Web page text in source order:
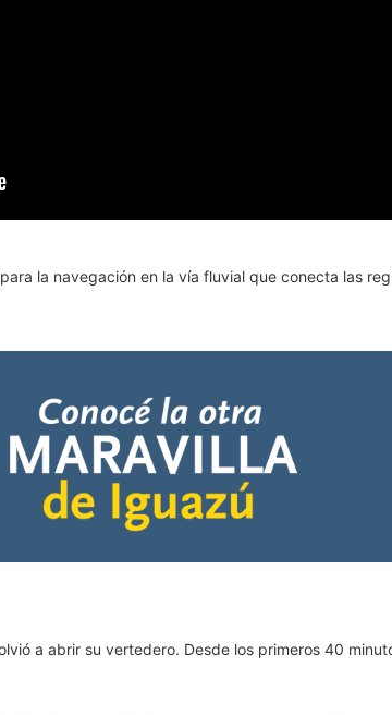
la navegación en la vía fluvial que conecta las
a abrir su vertedero. Desde los primeros 40